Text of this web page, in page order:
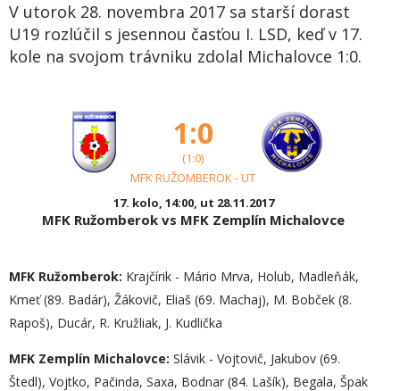
V utorok 28. novembra 2017 sa starší dorast
U19 rozlúčil s jesennou časťou I. LSD, keď v 17.
kole na svojom trávniku zdolal Michalovce 1:0.
1:0
(1:0)
MFK RUŽOMBEROK - UT
17. kolo, 14:00, ut 28.11.2017
MFK Ružomberok vs MFK Zemplín Michalovce
MFK Ružomberok: Krajčírik - Mário Mrva, Holub, Madleňák,
Kmeť (89. Badár), Žákovič, Eliaš (69. Machaj), M. Bobček (8.
Rapoš), Ducár, R. Kružliak, J. Kudlička
MFK Zemplín Michalovce: Slávik - Vojtovič, Jakubov (69.
Štedl), Vojtko, Pačinda, Saxa, Bodnar (84. Lašík), Begala, Špak